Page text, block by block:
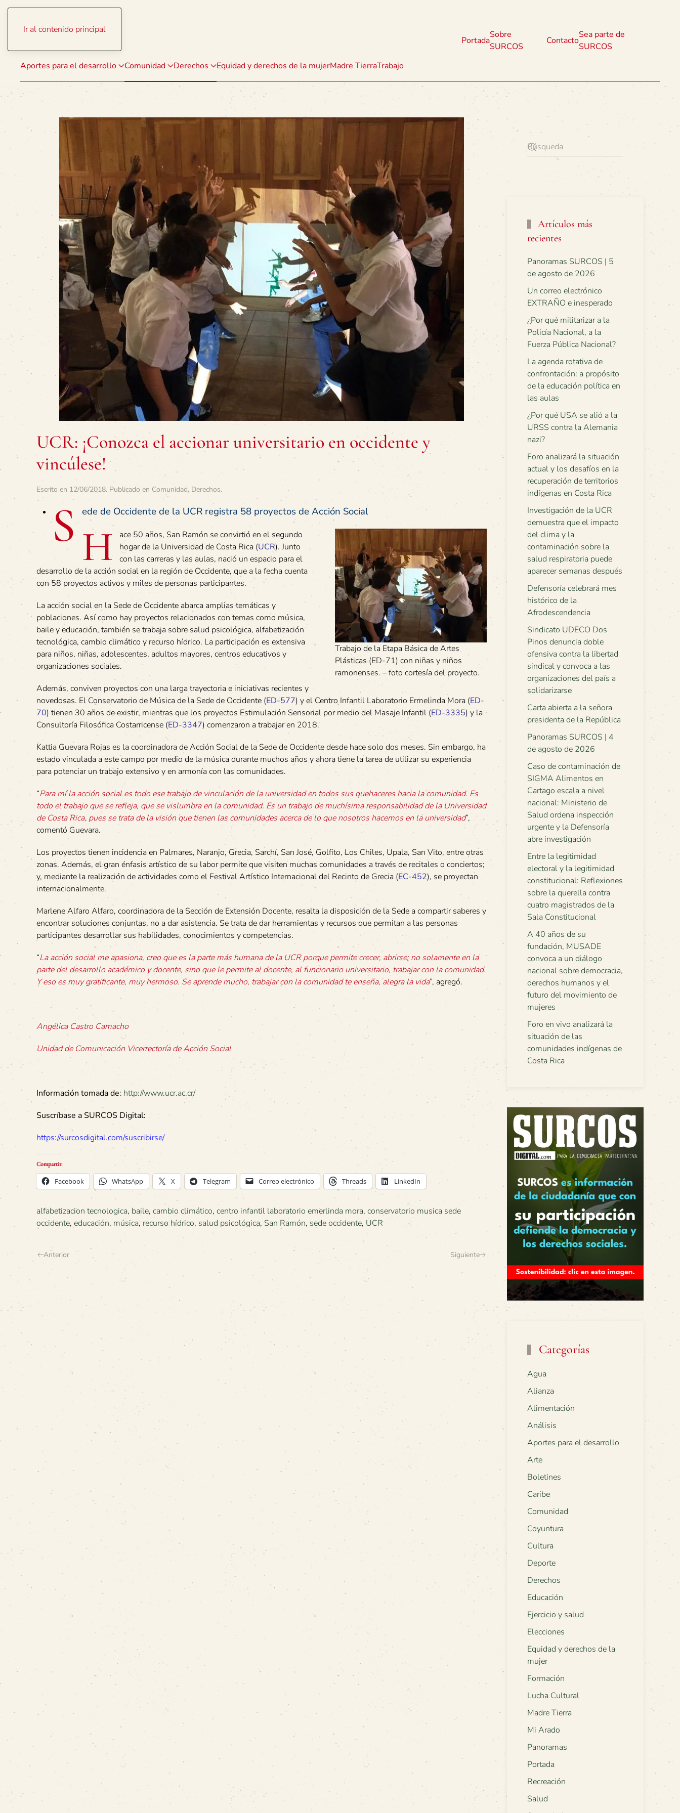
Ir al contenido principal
Aportes para el desarrollo Comunidad Derechos Equidad y derechos de la mujerMadre TierraTrabajo
Portada
Sobre
SURCOS
Contacto
Sea parte de
SURCOS
UCR: ¡Conozca el accionar universitario en occidente y
vincúlese!
Escrito en 12/06/2018. Publicado en Comunidad, Derechos.
S ede de Occidente de la UCR registra 58 proyectos de Acción Social
Trabajo de la Etapa Básica de Artes
Plásticas (ED-71) con niñas y niños
ramonenses. – foto cortesía del proyecto.
H
ace 50 años, San Ramón se convirtió en el segundo
hogar de la Universidad de Costa Rica (UCR). Junto
con las carreras y las aulas, nació un espacio para el
desarrollo de la acción social en la región de Occidente, que a la fecha cuenta
con 58 proyectos activos y miles de personas participantes.
La acción social en la Sede de Occidente abarca amplias temáticas y
poblaciones. Así como hay proyectos relacionados con temas como música,
baile y educación, también se trabaja sobre salud psicológica, alfabetización
tecnológica, cambio climático y recurso hídrico. La participación es extensiva
para niños, niñas, adolescentes, adultos mayores, centros educativos y
organizaciones sociales.
Además, conviven proyectos con una larga trayectoria e iniciativas recientes y
novedosas. El Conservatorio de Música de la Sede de Occidente (ED-577) y el Centro Infantil Laboratorio Ermelinda Mora (ED-
70) tienen 30 años de existir, mientras que los proyectos Estimulación Sensorial por medio del Masaje Infantil (ED-3335) y la
Consultoría Filosófica Costarricense (ED-3347) comenzaron a trabajar en 2018.
Kattia Guevara Rojas es la coordinadora de Acción Social de la Sede de Occidente desde hace solo dos meses. Sin embargo, ha
estado vinculada a este campo por medio de la música durante muchos años y ahora tiene la tarea de utilizar su experiencia
para potenciar un trabajo extensivo y en armonía con las comunidades.
“Para mí la acción social es todo ese trabajo de vinculación de la universidad en todos sus quehaceres hacia la comunidad. Es
todo el trabajo que se refleja, que se vislumbra en la comunidad. Es un trabajo de muchísima responsabilidad de la Universidad
de Costa Rica, pues se trata de la visión que tienen las comunidades acerca de lo que nosotros hacemos en la universidad”,
comentó Guevara.
Los proyectos tienen incidencia en Palmares, Naranjo, Grecia, Sarchí, San José, Golfito, Los Chiles, Upala, San Vito, entre otras
zonas. Además, el gran énfasis artístico de su labor permite que visiten muchas comunidades a través de recitales o conciertos;
y, mediante la realización de actividades como el Festival Artístico Internacional del Recinto de Grecia (EC-452), se proyectan
internacionalmente.
Marlene Alfaro Alfaro, coordinadora de la Sección de Extensión Docente, resalta la disposición de la Sede a compartir saberes y
encontrar soluciones conjuntas, no a dar asistencia. Se trata de dar herramientas y recursos que permitan a las personas
participantes desarrollar sus habilidades, conocimientos y competencias.
“La acción social me apasiona, creo que es la parte más humana de la UCR porque permite crecer, abrirse; no solamente en la
parte del desarrollo académico y docente, sino que le permite al docente, al funcionario universitario, trabajar con la comunidad.
Y eso es muy gratificante, muy hermoso. Se aprende mucho, trabajar con la comunidad te enseña, alegra la vida”, agregó.
Angélica Castro Camacho
Unidad de Comunicación Vicerrectoría de Acción Social
Información tomada de:http://www.ucr.ac.cr/
Suscríbase a SURCOS Digital:
https://surcosdigital.com/suscribirse/
Compartir:
Facebook WhatsApp X Telegram Correo electrónico Threads LinkedIn
alfabetizacion tecnologica, baile, cambio climático, centro infantil laboratorio emerlinda mora, conservatorio musica sede
occidente, educación, música, recurso hídrico, salud psicológica, San Ramón, sede occidente, UCR
Anterior Siguiente
Artículos más
recientes
Panoramas SURCOS | 5
de agosto de 2026
Un correo electrónico
EXTRAÑO e inesperado
¿Por qué militarizar a la
Policía Nacional, a la
Fuerza Pública Nacional?
La agenda rotativa de
confrontación: a propósito
de la educación política en
las aulas
¿Por qué USA se alió a la
URSS contra la Alemania
nazi?
Foro analizará la situación
actual y los desafíos en la
recuperación de territorios
indígenas en Costa Rica
Investigación de la UCR
demuestra que el impacto
del clima y la
contaminación sobre la
salud respiratoria puede
aparecer semanas después
Defensoría celebrará mes
histórico de la
Afrodescendencia
Sindicato UDECO Dos
Pinos denuncia doble
ofensiva contra la libertad
sindical y convoca a las
organizaciones del país a
solidarizarse
Carta abierta a la señora
presidenta de la República
Panoramas SURCOS | 4
de agosto de 2026
Caso de contaminación de
SIGMA Alimentos en
Cartago escala a nivel
nacional: Ministerio de
Salud ordena inspección
urgente y la Defensoría
abre investigación
Entre la legitimidad
electoral y la legitimidad
constitucional: Reflexiones
sobre la querella contra
cuatro magistrados de la
Sala Constitucional
A 40 años de su
fundación, MUSADE
convoca a un diálogo
nacional sobre democracia,
derechos humanos y el
futuro del movimiento de
mujeres
Foro en vivo analizará la
situación de las
comunidades indígenas de
Costa Rica
Categorías
Agua
Alianza
Alimentación
Análisis
Aportes para el desarrollo
Arte
Boletines
Caribe
Comunidad
Coyuntura
Cultura
Deporte
Derechos
Educación
Ejercicio y salud
Elecciones
Equidad y derechos de la
mujer
Formación
Lucha Cultural
Madre Tierra
Mi Arado
Panoramas
Portada
Recreación
Salud